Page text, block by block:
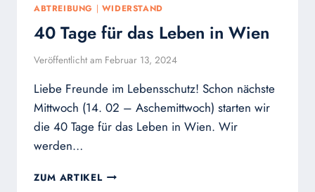
ABTREIBUNG | WIDERSTAND
40 Tage für das Leben in Wien
Veröffentlicht am Februar 13, 2024
Liebe Freunde im Lebensschutz! Schon nächste
Mittwoch (14. 02 – Aschemittwoch) starten wir
die 40 Tage für das Leben in Wien. Wir
werden…
ZUM ARTIKEL 40